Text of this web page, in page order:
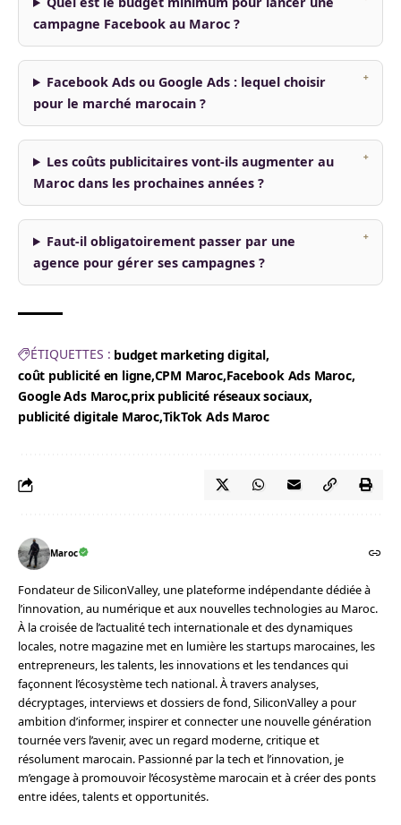
campagne Facebook au Maroc ?
Facebook Ads ou Google Ads : lequel choisir
pour le marché marocain ?
Les coûts publicitaires vont-ils augmenter au
Maroc dans les prochaines années ?
Faut-il obligatoirement passer par une
agence pour gérer ses campagnes ?
ÉTIQUETTES : budget marketing digital
coût publicité en ligne CPM Maroc Facebook Ads Maroc
Google Ads Maroc prix publicité réseaux sociaux
publicité digitale Maroc TikTok Ads Maroc
Maroc
Fondateur de SiliconValley, une plateforme indépendante dédiée à
l’innovation, au numérique et aux nouvelles technologies au Maroc.
À la croisée de l’actualité tech internationale et des dynamiques
locales, notre magazine met en lumière les startups marocaines, les
entrepreneurs, les talents, les innovations et les tendances qui
façonnent l’écosystème tech national. À travers analyses,
décryptages, interviews et dossiers de fond, SiliconValley a pour
ambition d’informer, inspirer et connecter une nouvelle génération
tournée vers l’avenir, avec un regard moderne, critique et
résolument marocain. Passionné par la tech et l’innovation, je
m’engage à promouvoir l’écosystème marocain et à créer des ponts
entre idées, talents et opportunités.